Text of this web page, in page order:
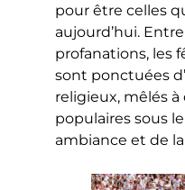
pour être celles
aujourd’hui.
profanations, les
sont ponctuées
religieux, mêlés à
populaires sous
ambiance et de